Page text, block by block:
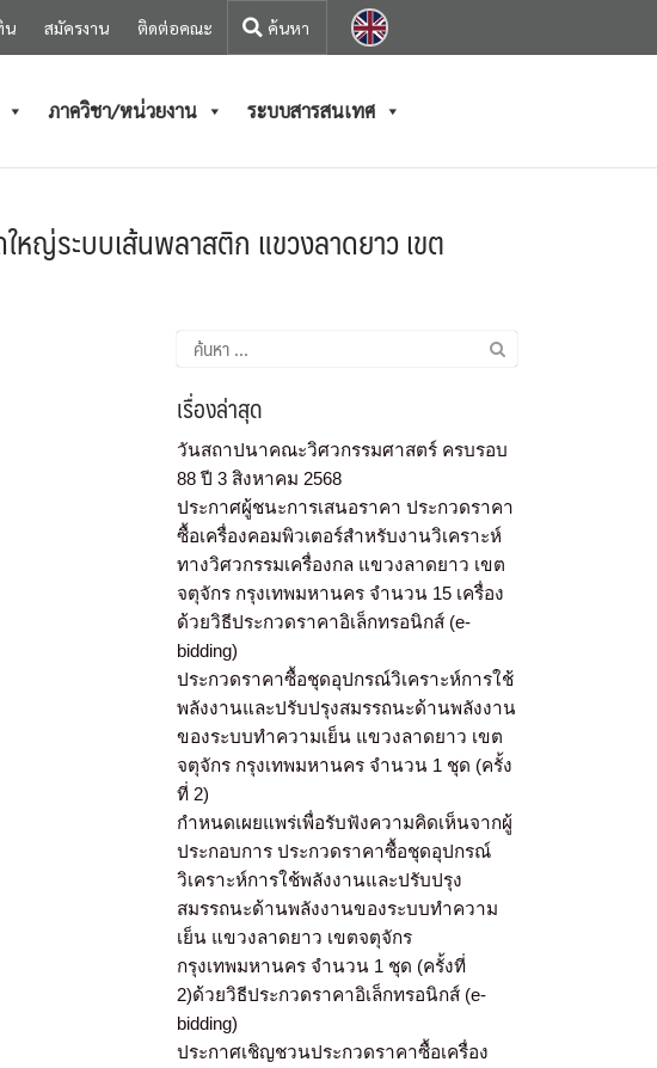
น สมัครงาน ติดต่อคณะ
ภาควิชา/หน่วยงาน ระบบสารสนเทศ
ญ่ระบบเส้นพลาสติก แขวงลาดยาว เขต
เรื่องล่าสุด
วันสถาปนาคณะวิศวกรรมศาสตร์ ครบรอบ
88 ปี 3 สิงหาคม 2568
ประกาศผู้ชนะการเสนอราคา ประกวดราคา
ซื้อเครื่องคอมพิวเตอร์สำหรับงานวิเคราะห์
ทางวิศวกรรมเครื่องกล แขวงลาดยาว เขต
จตุจักร กรุงเทพมหานคร จำนวน 15 เครื่อง
ด้วยวิธีประกวดราคาอิเล็กทรอนิกส์ (e-
bidding)
ประกวดราคาซื้อชุดอุปกรณ์วิเคราะห์การใช้
พลังงานและปรับปรุงสมรรถนะด้านพลังงาน
ของระบบทำความเย็น แขวงลาดยาว เขต
จตุจักร กรุงเทพมหานคร จำนวน 1 ชุด (ครั้ง
ที่ 2)
กำหนดเผยแพร่เพื่อรับฟังความคิดเห็นจากผู้
ประกอบการ ประกวดราคาซื้อชุดอุปกรณ์
วิเคราะห์การใช้พลังงานและปรับปรุง
สมรรถนะด้านพลังงานของระบบทำความ
เย็น แขวงลาดยาว เขตจตุจักร
กรุงเทพมหานคร จำนวน 1 ชุด (ครั้งที่
2)ด้วยวิธีประกวดราคาอิเล็กทรอนิกส์ (e-
bidding)
ประกาศเชิญชวนประกวดราคาซื้อเครื่อง